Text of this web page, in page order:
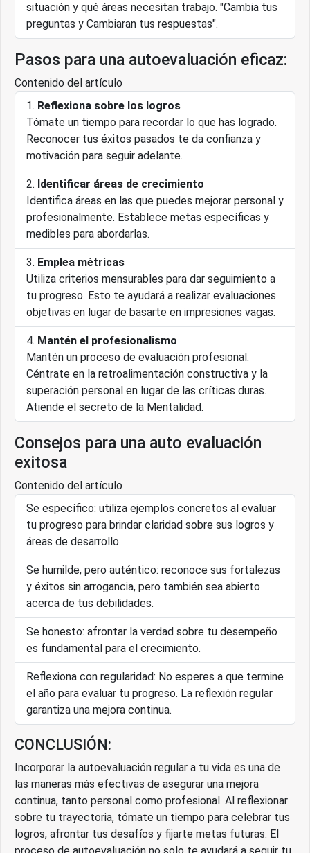
situación y qué áreas necesitan trabajo. "Cambia tus
preguntas y Cambiaran tus respuestas".
Pasos para una autoevaluación eficaz:
Contenido del artículo
Reflexiona sobre los logros
Tómate un tiempo para recordar lo que has logrado.
Reconocer tus éxitos pasados te da confianza y
motivación para seguir adelante.
Identificar áreas de crecimiento
Identifica áreas en las que puedes mejorar personal y
profesionalmente. Establece metas específicas y
medibles para abordarlas.
Emplea métricas
Utiliza criterios mensurables para dar seguimiento a
tu progreso. Esto te ayudará a realizar evaluaciones
objetivas en lugar de basarte en impresiones vagas.
Mantén el profesionalismo
Mantén un proceso de evaluación profesional.
Céntrate en la retroalimentación constructiva y la
superación personal en lugar de las críticas duras.
Atiende el secreto de la Mentalidad.
Consejos para una auto evaluación
exitosa
Contenido del artículo
Se específico: utiliza ejemplos concretos al evaluar
tu progreso para brindar claridad sobre sus logros y
áreas de desarrollo.
Se humilde, pero auténtico: reconoce sus fortalezas
y éxitos sin arrogancia, pero también sea abierto
acerca de tus debilidades.
Se honesto: afrontar la verdad sobre tu desempeño
es fundamental para el crecimiento.
Reflexiona con regularidad: No esperes a que termine
el año para evaluar tu progreso. La reflexión regular
garantiza una mejora continua.
CONCLUSIÓN:
Incorporar la autoevaluación regular a tu vida es una de
las maneras más efectivas de asegurar una mejora
continua, tanto personal como profesional. Al reflexionar
sobre tu trayectoria, tómate un tiempo para celebrar tus
logros, afrontar tus desafíos y fijarte metas futuras. El